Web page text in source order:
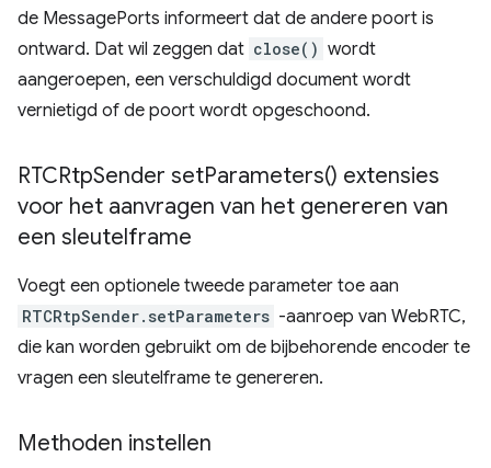
de MessagePorts informeert dat de andere poort is
ontward. Dat wil zeggen dat close() wordt
aangeroepen, een verschuldigd document wordt
vernietigd of de poort wordt opgeschoond.
RTCRtpSender setParameters() extensies
voor het aanvragen van het genereren van
een sleutelframe
Voegt een optionele tweede parameter toe aan
RTCRtpSender.setParameters -aanroep van WebRTC,
die kan worden gebruikt om de bijbehorende encoder te
vragen een sleutelframe te genereren.
Methoden instellen